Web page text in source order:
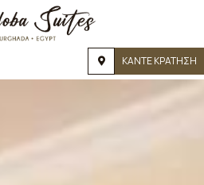
ΚΑΝΤΕ ΚΡΑΤΗΣΗ
ΤΟΠΟΘΕΣΊΑ
ΔΙΑΜΟΝΉ